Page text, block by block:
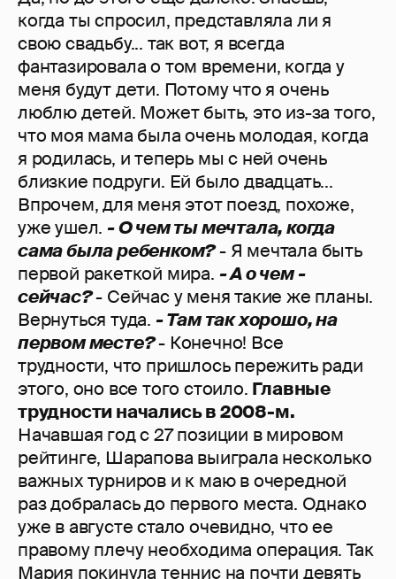
когда ты спросил, представляла ли я
свою свадьбу... так вот, я всегда
фантазировала о том времени, когда у
меня будут дети. Потому что я очень
люблю детей. Может быть, это из-за того,
что моя мама была очень молодая, когда
я родилась, и теперь мы с ней очень
близкие подруги. Ей было двадцать...
Впрочем, для меня этот поезд, похоже,
уже ушел.- О чем ты мечтала, когда
сама была ребенком?- Я мечтала быть
первой ракеткой мира. - А о чем -
сейчас?- Сейчас у меня такие же планы.
Вернуться туда. - Там так хорошо, на
первом месте?- Конечно! Все
трудности, что пришлось пережить ради
этого, оно все того стоило. Главные
трудности начались в 2008-м.
Начавшая год с 27 позиции в мировом
рейтинге, Шарапова выиграла несколько
важных турниров и к маю в очередной
раз добралась до первого места. Однако
уже в августе стало очевидно, что ее
правому плечу необходима операция. Так
Мария покинула теннис на почти девять